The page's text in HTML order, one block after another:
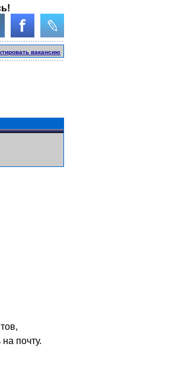
вакансию
почту.